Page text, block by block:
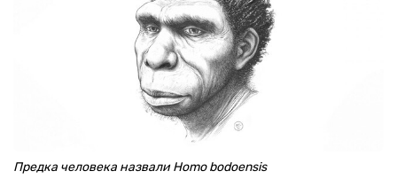
Предка человека назвали Homo bodoensis